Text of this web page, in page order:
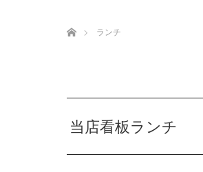
ランチ
当店看板ランチ